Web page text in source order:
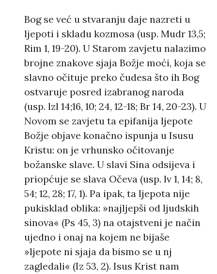
Bog se već u stvaranju daje nazreti u
ljepoti i skladu kozmosa (usp. Mudr 13,5;
Rim 1, 19-20). U Starom zavjetu nalazimo
brojne znakove sjaja Božje moći, koja se
slavno očituje preko čudesa što ih Bog
ostvaruje posred izabranog naroda
(usp. lzl 14;16, 10; 24, 12-18; Br 14, 20-23). U
Novom se zavjetu ta epifanija ljepote
Božje objave konačno ispunja u Isusu
Kristu: on je vrhunsko očitovanje
božanske slave. U slavi Sina odsijeva i
priopćuje se slava Očeva (usp. lv 1, 14; 8,
54; 12, 28; 17, 1). Pa ipak, ta ljepota nije
pukisklad oblika: »najljepši od ljudskih
sinova« (Ps 45, 3) na otajstveni je način
ujedno i onaj na kojem ne bijaše
»ljepote ni sjaja da bismo se u nj
zagledali« (Iz 53, 2). Isus Krist nam